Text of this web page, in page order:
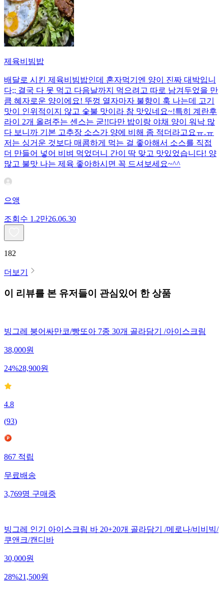
제육비빔밥
배달로 시킨 제육비빔밥인데 혼자먹기엔 양이 진짜 대박입니
다;; 결국 다 못 먹고 다음날까지 먹으려고 따로 남겨두었을 만
큼 혜자로운 양이에요! 뚜껑 열자마자 불향이 훅 나는데 고기
맛이 인위적이지 않고 숯불 맛이라 참 맛있네요~!특히 계란후
라이 2개 올려주는 센스는 굳!! ​다만 밥이랑 야채 양이 워낙 많
다 보니까 기본 고추장 소스가 양에 비해 좀 적더라고요ㅠ.ㅠ
저는 싱거운 것보다 매콤하게 먹는 걸 좋아해서 소스를 직접
더 만들어 넣어 비벼 먹었더니 간이 딱 맞고 맛있었습니다! 양
많고 불맛 나는 제육 좋아하시면 꼭 드셔보세요~^^
으앵
조회수 1.2만26.06.30
182
더보기
이 리뷰를 본 유저들이 관심있어 한 상품
빙그레 붕어싸만코/빵또아 7종 30개 골라담기 /아이스크림
38,000원
24%28,900원
4.8
(93)
867적립
무료배송
3,769명구매중
빙그레 인기 아이스크림 바 20+20개 골라담기 /메로나/비비빅/
쿠앤크/캔디바
30,000원
28%21,500원